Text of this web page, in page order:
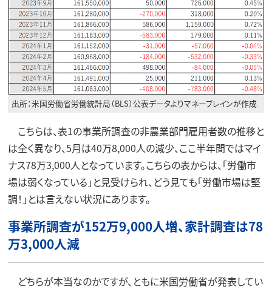
出所：米国労働省労働統計局（BLS）公表データよりマネーブレインが作成
こちらは、表1の事業所調査の非農業部門雇用者数の推移と
は全く異なり、5月は40万8,000人の減少、ここ半年間ではマイ
ナス78万3,000人となっています。こちらの表からは、「労働市
場は弱くなっている」と見受けられ、どう見ても「労働市場は堅
調！」とは言えない状況にあります。
事業所調査が152万9,000人増、家計調査は78
万3,000人減
どちらが本当なのかですが、ともに米国労働省が発表してい